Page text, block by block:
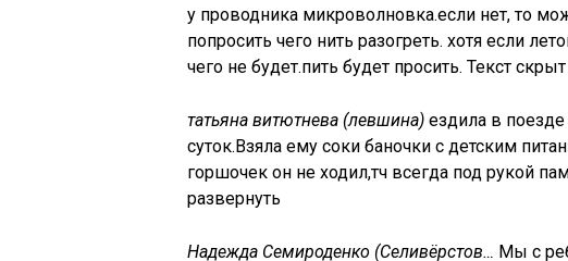
у проводника микроволновка.если нет, то
попросить чего нить разогреть. хотя если
чего не будет.пить будет просить. Текст
татьяна витютнева (левшина) ездила в
суток.Взяла ему соки баночки с детским
горшочек он не ходил,тч всегда под рукой
развернуть
Надежда Семироденко (Селивёрстов… Мы с